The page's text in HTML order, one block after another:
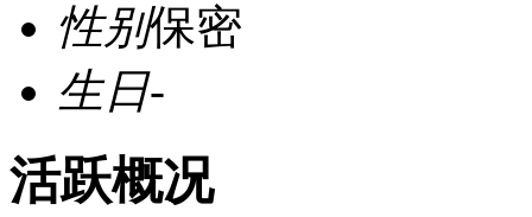
性别保密
生日-
活跃概况